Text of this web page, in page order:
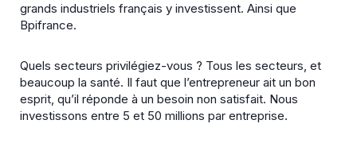
grands industriels français y investissent. Ainsi que
Bpifrance.
Quels secteurs privilégiez-vous ? Tous les secteurs, et
beaucoup la santé. Il faut que l’entrepreneur ait un bon
esprit, qu’il réponde à un besoin non satisfait. Nous
investissons entre 5 et 50 millions par entreprise.